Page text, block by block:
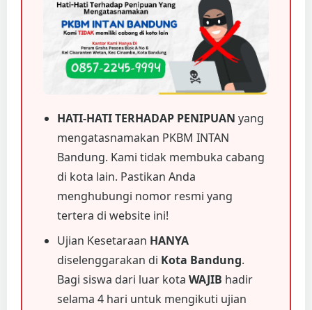
HATI-HATI TERHADAP PENIPUAN yang
mengatasnamakan PKBM INTAN
Bandung. Kami tidak membuka cabang
di kota lain. Pastikan Anda
menghubungi nomor resmi yang
tertera di website ini!
Ujian Kesetaraan HANYA
diselenggarakan di Kota Bandung.
Bagi siswa dari luar kota WAJIB hadir
selama 4 hari untuk mengikuti ujian